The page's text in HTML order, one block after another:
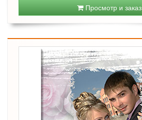
Просмотр и заказ